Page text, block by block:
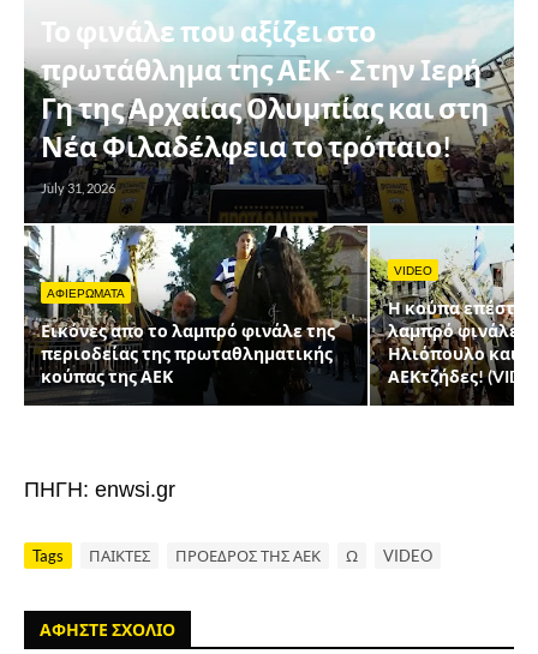
Το φινάλε που αξίζει στο
πρωτάθλημα της ΑΕΚ - Στην Ιερή
Γη της Αρχαίας Ολυμπίας και στη
Νέα Φιλαδέλφεια το τρόπαιο!
July 31, 2026
ΑΦΙΕΡΩΜΑΤΑ
Εικόνες απο το λαμπρό φινάλε της
περιοδείας της πρωταθληματικής
κούπας της ΑΕΚ
VIDEO
Η κούπα
λαμπρό φινάλε
Ηλιόπουλο και
ΑΕΚτζήδες!
ΠΗΓΗ: enwsi.gr
Tags ΠΑΙΚΤΕΣ ΠΡΟΕΔΡΟΣ ΤΗΣ ΑΕΚ Ω VIDEO
ΑΦΗΣΤΕ ΣΧΟΛΙΟ